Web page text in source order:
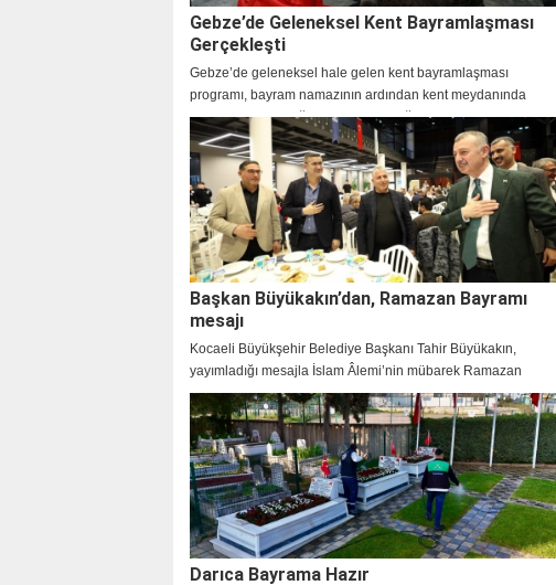
Gebze’de Geleneksel Kent Bayramlaşması
Gerçekleşti
Gebze’de geleneksel hale gelen kent bayramlaşması
programı, bayram namazının ardından kent meydanında
gerçekleştirildi. Yoğun katılımın olduğu programda Gebzeliler
bayram sevincini birlikte yaşadı.
Başkan Büyükakın’dan, Ramazan Bayramı
mesajı
Kocaeli Büyükşehir Belediye Başkanı Tahir Büyükakın,
yayımladığı mesajla İslam Âlemi’nin mübarek Ramazan
Bayramı’nı tebrik etti.
Darıca Bayrama Hazır